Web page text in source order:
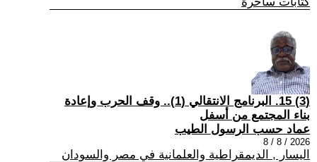
(3) 15. البرنامج الانتقالي (1).. وقف الحرب وإعادة
بناء المجتمع من أسفل
عماد حسب الرسول الطيب
2026 / 8 / 8
اليسار , الديمقراطية والعلمانية في مصر والسودان